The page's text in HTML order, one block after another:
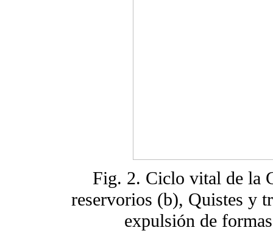
Fig. 2. Ciclo vital de la
reservorios (b), Quistes y
expulsión de